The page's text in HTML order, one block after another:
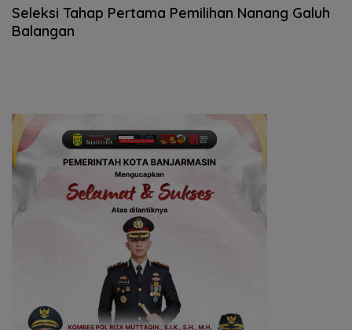
Seleksi Tahap Pertama Pemilihan Nanang Galuh
Balangan